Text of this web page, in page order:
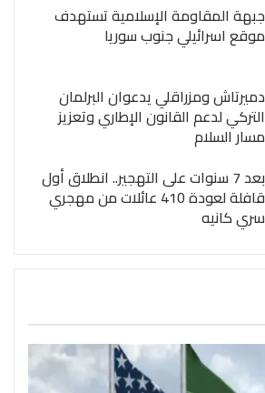
جبهة المقاومة الإسلامية تستهدف
موقع اسرائيلي جنوب سوريا
دميرتاش ومزراقلي يدعوان البرلمان
التركي لدعم القانون الإطاري وتعزيز
مسار السلام
بعد 7 سنوات على التهجير.. انطلاق أول
قافلة لعودة 410 عائلات من مهجري
سري كانيه